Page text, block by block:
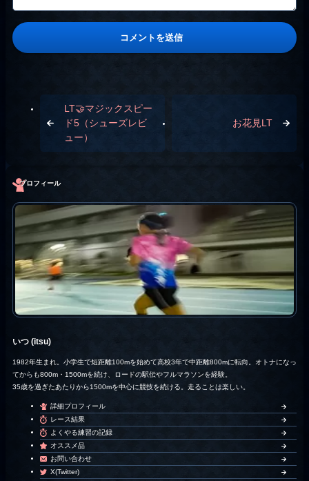
LT🤝マジックスピー
ド5（シューズレビ
ュー）
お花見LT
プロフィール
いつ (itsu)
1982年生まれ。小学生で短距離100mを始めて高校3年で中距離800mに転向。オトナになっ
てからも800m・1500mを続け、ロードの駅伝やフルマラソンを経験。
35歳を過ぎたあたりから1500mを中心に競技を続ける。走ることは楽しい。
詳細プロフィール
レース結果
よくやる練習の記録
オススメ品
お問い合わせ
X(Twitter)